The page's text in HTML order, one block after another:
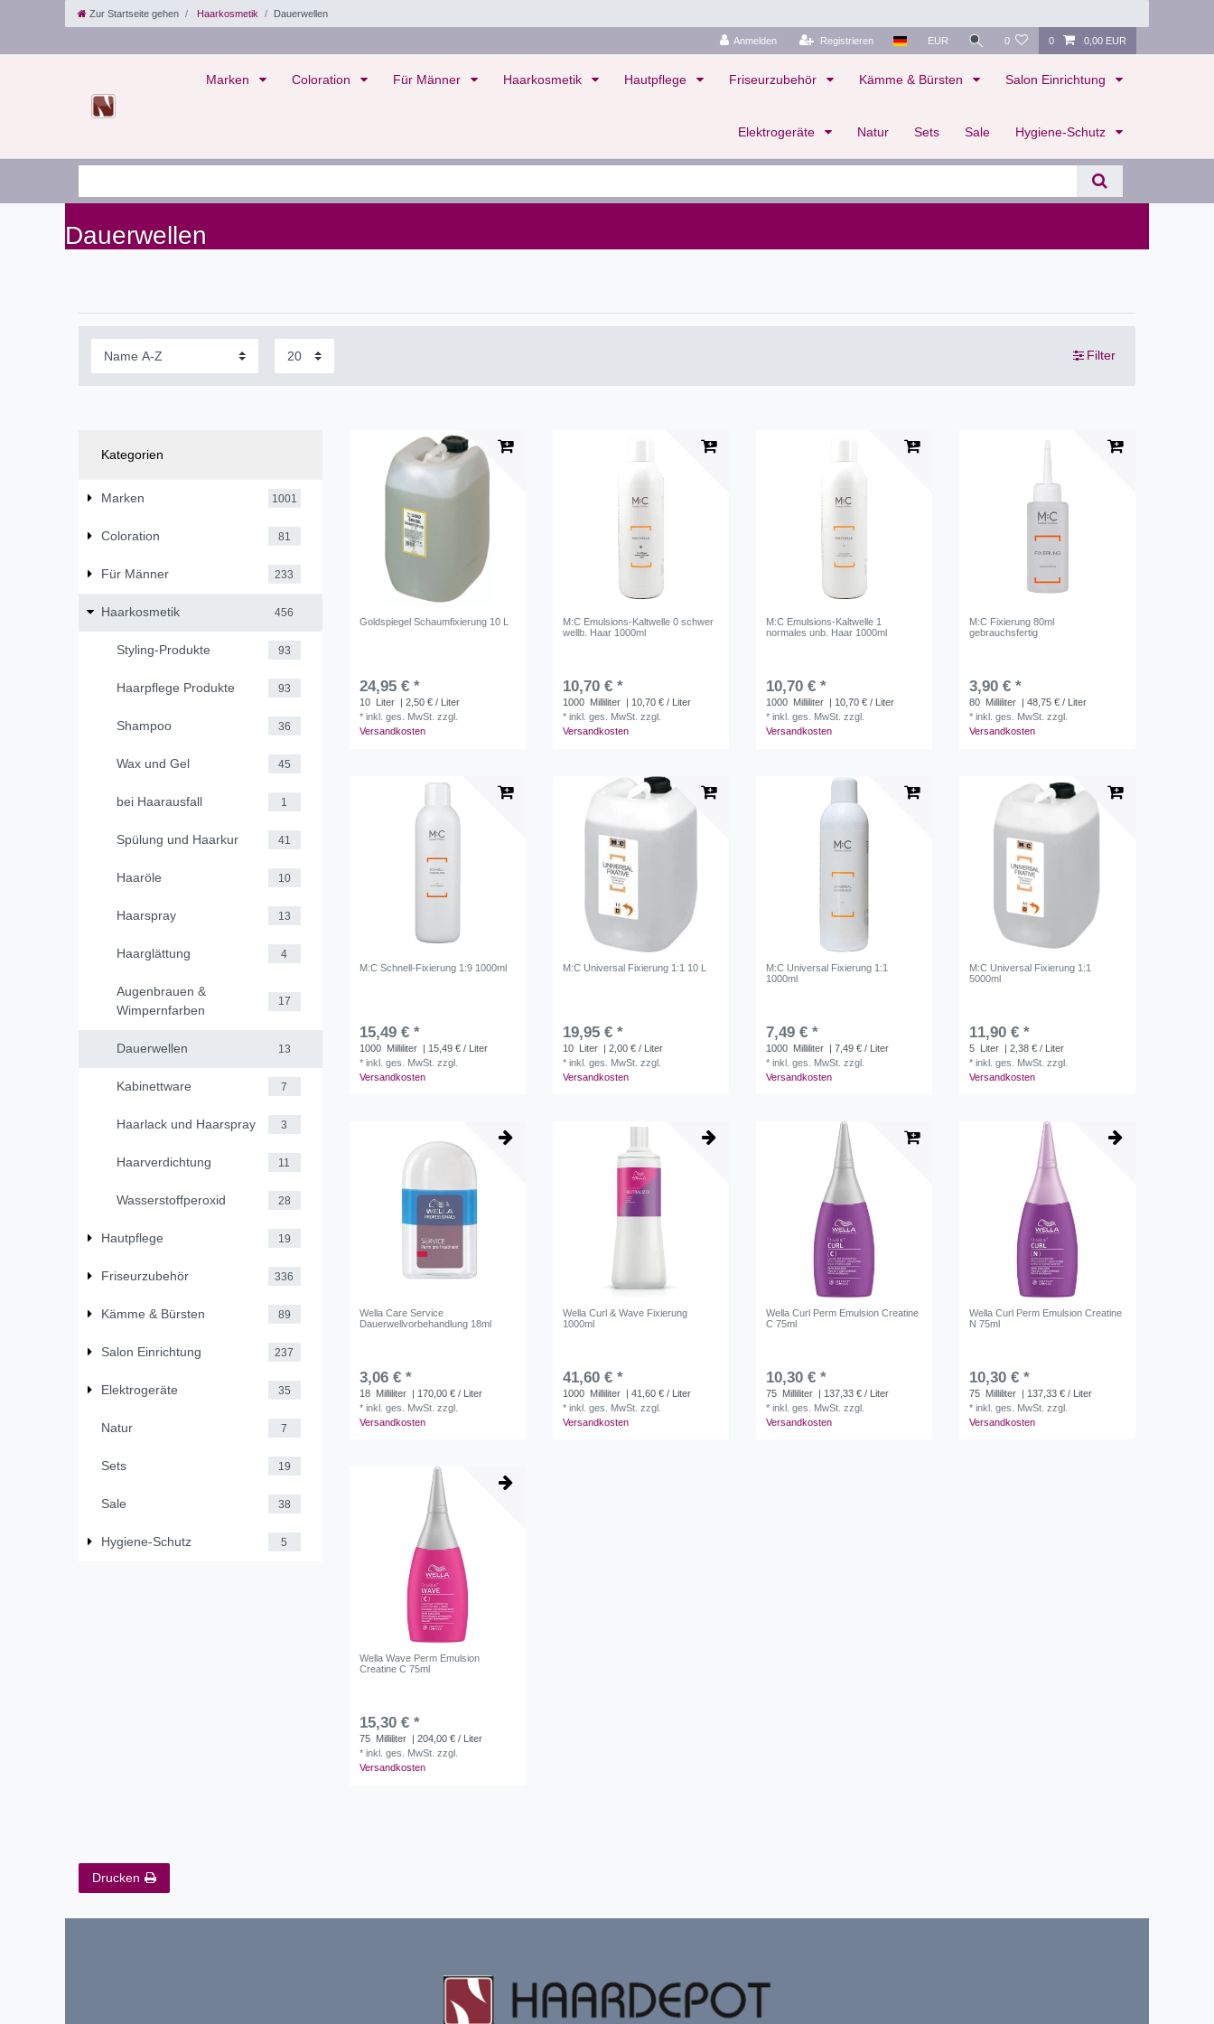
Zur Startseite gehen Haarkosmetik Dauerwellen
Anmelden Registrieren EUR 0 0 0,00 EUR
Marken Coloration Für Männer Haarkosmetik Hautpflege Friseurzubehör Kämme & Bürsten Salon Einrichtung
Elektrogeräte Natur Sets Sale Hygiene-Schutz
Dauerwellen
Filter
Kategorien
Marken 1001
Coloration 81
Für Männer 233
Haarkosmetik 456
Styling-Produkte 93
Haarpflege Produkte 93
Shampoo 36
Wax und Gel 45
bei Haarausfall 1
Spülung und Haarkur 41
Haaröle 10
Haarspray 13
Haarglättung 4
Augenbrauen &
Wimpernfarben
17
Dauerwellen 13
Kabinettware 7
Haarlack und Haarspray 3
Haarverdichtung 11
Wasserstoffperoxid 28
Hautpflege 19
Friseurzubehör 336
Kämme & Bürsten 89
Salon Einrichtung 237
Elektrogeräte 35
Natur 7
Sets 19
Sale 38
Hygiene-Schutz 5
Goldspiegel Schaumfixierung 10 L
24,95 € *
10 Liter
| 2,50 € / Liter
*inkl. ges. MwSt. zzgl.
Versandkosten
M:C Emulsions-Kaltwelle 0 schwer
wellb. Haar 1000ml
10,70 € *
1000 Milliliter
| 10,70 € / Liter
*inkl. ges. MwSt. zzgl.
Versandkosten
M:C Emulsions-Kaltwelle 1
normales unb. Haar 1000ml
10,70 € *
1000 Milliliter
| 10,70 € / Liter
*inkl. ges. MwSt. zzgl.
Versandkosten
M:C Fixierung 80ml
gebrauchsfertig
3,90 € *
80 Milliliter
| 48,75 € / Liter
*inkl. ges. MwSt. zzgl.
Versandkosten
M:C Schnell-Fixierung 1:9 1000ml
15,49 € *
1000 Milliliter | 15,49 € / Liter
*inkl. ges. MwSt. zzgl.
Versandkosten
M:C Universal Fixierung 1:1 10 L
19,95 € *
10 Liter | 2,00 € / Liter
*inkl. ges. MwSt. zzgl.
Versandkosten
M:C Universal Fixierung 1:1
1000ml
7,49 € *
1000 Milliliter | 7,49 € / Liter
*inkl. ges. MwSt. zzgl.
Versandkosten
M:C Universal Fixierung 1:1
5000ml
11,90 € *
5 Liter | 2,38 € / Liter
*inkl. ges. MwSt. zzgl.
Versandkosten
Wella Care Service
Dauerwellvorbehandlung 18ml
3,06 € *
18 Milliliter | 170,00 € / Liter
*inkl. ges. MwSt. zzgl.
Versandkosten
Wella Curl & Wave Fixierung
1000ml
41,60 € *
1000 Milliliter | 41,60 € / Liter
*inkl. ges. MwSt. zzgl.
Versandkosten
Wella Curl Perm Emulsion Creatine
C 75ml
10,30 € *
75 Milliliter | 137,33 € / Liter
*inkl. ges. MwSt. zzgl.
Versandkosten
Wella Curl Perm Emulsion Creatine
N 75ml
10,30 € *
75 Milliliter | 137,33 € / Liter
*inkl. ges. MwSt. zzgl.
Versandkosten
Wella Wave Perm Emulsion
Creatine C 75ml
15,30 € *
75 Milliliter
| 204,00 € / Liter
*inkl. ges. MwSt. zzgl.
Versandkosten
Drucken